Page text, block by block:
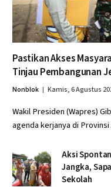
Pastikan Akses
Tinjau Pembangunan
Nonblok Kamis, 6 Agustus
Wakil Presiden (Wapres)
agenda kerjanya di
Aksi
Jangka,
Sekolah